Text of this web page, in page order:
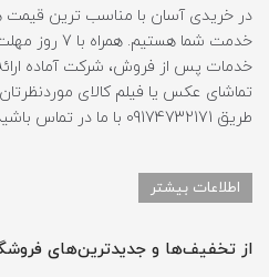
در خریدی آسان با مناسب ترین قیمت
خدمت شما
خدمات پس از فروش، شرکت آماده
تماشای عکس یا فیلم کالای
طریق 09174732171 با ما در تماس باشید).
اطلاعات بیشتر
از تخفیف‌ها و جدیدترین‌های